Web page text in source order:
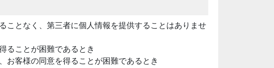
ことなく、第三者に個人情報を提供することはありませ
ることが困難であるとき
お客様の同意を得ることが困難であるとき